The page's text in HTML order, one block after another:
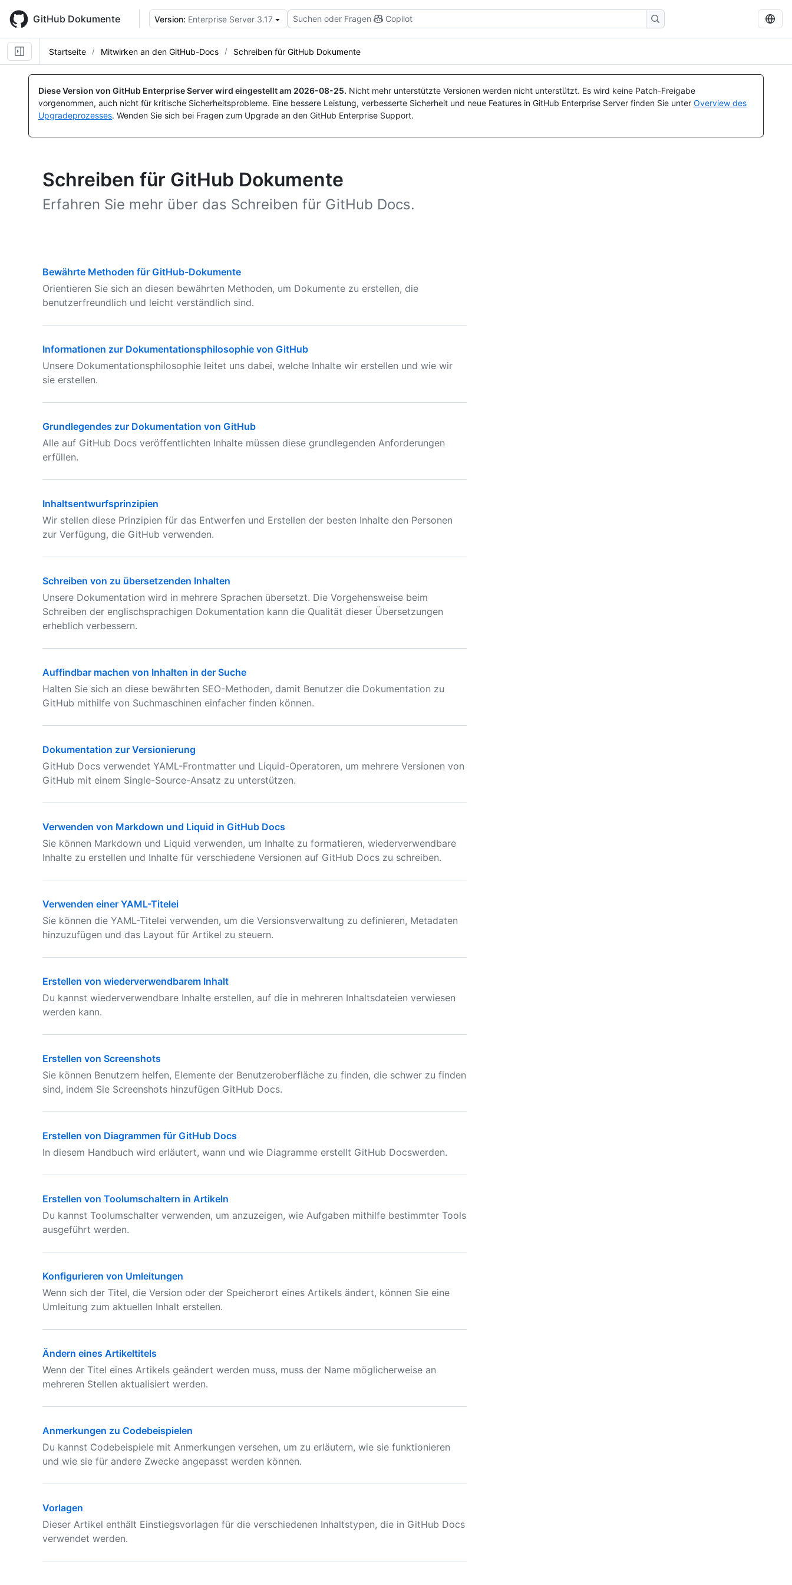
main
content
GitHub Dokumente Version: Enterprise Server 3.17 Suchen oder Fragen Copilot
Startseite Mitwirken an den GitHub-Docs Schreiben für GitHub Dokumente
Diese Version von GitHub Enterprise Server wird eingestellt am 2026-08-25. Nicht mehr unterstützte Versionen werden nicht unterstützt. Es wird keine Patch-Freigabe
vorgenommen, auch nicht für kritische Sicherheitsprobleme. Eine bessere Leistung, verbesserte Sicherheit und neue Features in GitHub Enterprise Server finden Sie unter Overview des
Upgradeprozesses. Wenden Sie sich bei Fragen zum Upgrade an den GitHub Enterprise Support.
Schreiben für GitHub Dokumente
Erfahren Sie mehr über das Schreiben für GitHub Docs.
Bewährte Methoden für GitHub-Dokumente
Orientieren Sie sich an diesen bewährten Methoden, um Dokumente zu erstellen, die
benutzerfreundlich und leicht verständlich sind.
Informationen zur Dokumentationsphilosophie von GitHub
Unsere Dokumentationsphilosophie leitet uns dabei, welche Inhalte wir erstellen und wie wir
sie erstellen.
Grundlegendes zur Dokumentation von GitHub
Alle auf GitHub Docs veröffentlichten Inhalte müssen diese grundlegenden Anforderungen
erfüllen.
Inhaltsentwurfsprinzipien
Wir stellen diese Prinzipien für das Entwerfen und Erstellen der besten Inhalte den Personen
zur Verfügung, die GitHub verwenden.
Schreiben von zu übersetzenden Inhalten
Unsere Dokumentation wird in mehrere Sprachen übersetzt. Die Vorgehensweise beim
Schreiben der englischsprachigen Dokumentation kann die Qualität dieser Übersetzungen
erheblich verbessern.
Auffindbar machen von Inhalten in der Suche
Halten Sie sich an diese bewährten SEO-Methoden, damit Benutzer die Dokumentation zu
GitHub mithilfe von Suchmaschinen einfacher finden können.
Dokumentation zur Versionierung
GitHub Docs verwendet YAML-Frontmatter und Liquid-Operatoren, um mehrere Versionen von
GitHub mit einem Single-Source-Ansatz zu unterstützen.
Verwenden von Markdown und Liquid in GitHub Docs
Sie können Markdown und Liquid verwenden, um Inhalte zu formatieren, wiederverwendbare
Inhalte zu erstellen und Inhalte für verschiedene Versionen auf GitHub Docs zu schreiben.
Verwenden einer YAML-Titelei
Sie können die YAML-Titelei verwenden, um die Versionsverwaltung zu definieren, Metadaten
hinzuzufügen und das Layout für Artikel zu steuern.
Erstellen von wiederverwendbarem Inhalt
Du kannst wiederverwendbare Inhalte erstellen, auf die in mehreren Inhaltsdateien verwiesen
werden kann.
Erstellen von Screenshots
Sie können Benutzern helfen, Elemente der Benutzeroberfläche zu finden, die schwer zu finden
sind, indem Sie Screenshots hinzufügen GitHub Docs.
Erstellen von Diagrammen für GitHub Docs
In diesem Handbuch wird erläutert, wann und wie Diagramme erstellt GitHub Docswerden.
Erstellen von Toolumschaltern in Artikeln
Du kannst Toolumschalter verwenden, um anzuzeigen, wie Aufgaben mithilfe bestimmter Tools
ausgeführt werden.
Konfigurieren von Umleitungen
Wenn sich der Titel, die Version oder der Speicherort eines Artikels ändert, können Sie eine
Umleitung zum aktuellen Inhalt erstellen.
Ändern eines Artikeltitels
Wenn der Titel eines Artikels geändert werden muss, muss der Name möglicherweise an
mehreren Stellen aktualisiert werden.
Anmerkungen zu Codebeispielen
Du kannst Codebeispiele mit Anmerkungen versehen, um zu erläutern, wie sie funktionieren
und wie sie für andere Zwecke angepasst werden können.
Vorlagen
Dieser Artikel enthält Einstiegsvorlagen für die verschiedenen Inhaltstypen, die in GitHub Docs
verwendet werden.